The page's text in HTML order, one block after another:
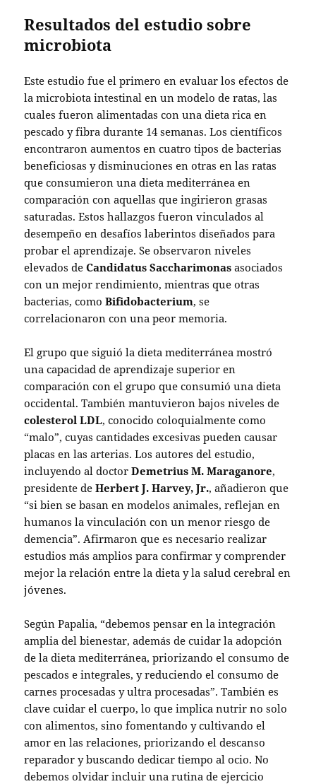
Resultados del estudio sobre
microbiota
Este estudio fue el primero en evaluar los efectos de
la microbiota intestinal en un modelo de ratas, las
cuales fueron alimentadas con una dieta rica en
pescado y fibra durante 14 semanas. Los científicos
encontraron aumentos en cuatro tipos de bacterias
beneficiosas y disminuciones en otras en las ratas
que consumieron una dieta mediterránea en
comparación con aquellas que ingirieron grasas
saturadas. Estos hallazgos fueron vinculados al
desempeño en desafíos laberintos diseñados para
probar el aprendizaje. Se observaron niveles
elevados deCandidatus Saccharimonas asociados
con un mejor rendimiento, mientras que otras
bacterias, comoBifidobacterium, se
correlacionaron con una peor memoria.
El grupo que siguió la dieta mediterránea mostró
una capacidad de aprendizaje superior en
comparación con el grupo que consumió una dieta
occidental. También mantuvieron bajos niveles de
colesterol LDL, conocido coloquialmente como
“malo”, cuyas cantidades excesivas pueden causar
placas en las arterias. Los autores del estudio,
incluyendo al doctorDemetrius M. Maraganore,
presidente deHerbert J. Harvey, Jr., añadieron que
“si bien se basan en modelos animales, reflejan en
humanos la vinculación con un menor riesgo de
demencia”. Afirmaron que es necesario realizar
estudios más amplios para confirmar y comprender
mejor la relación entre la dieta y la salud cerebral en
jóvenes.
Según Papalia, “debemos pensar en la integración
amplia del bienestar, además de cuidar la adopción
de la dieta mediterránea, priorizando el consumo de
pescados e integrales, y reduciendo el consumo de
carnes procesadas y ultra procesadas”. También es
clave cuidar el cuerpo, lo que implica nutrir no solo
con alimentos, sino fomentando y cultivando el
amor en las relaciones, priorizando el descanso
reparador y buscando dedicar tiempo al ocio. No
debemos olvidar incluir una rutina de ejercicio